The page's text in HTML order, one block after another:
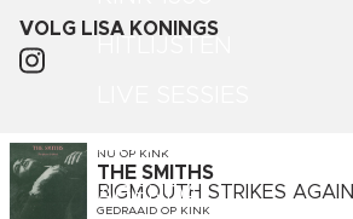
KINK PRESENTS
AGENDA
VOLG LISA KONINGS
NU OP KINK
THE SMITHS
BIGMOUTH STRIKES AGAIN
GEDRAAID OP KINK